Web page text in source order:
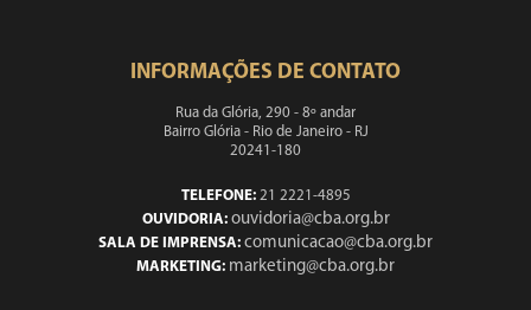
INFORMAÇÕES DE CONTATO
Rua da Glória, 290 - 8º andar
Bairro Glória - Rio de Janeiro - RJ
20241-180
TELEFONE:21 2221-4895
OUVIDORIA: ouvidoria@cba.org.br
SALA DE IMPRENSA: comunicacao@cba.org.br
MARKETING: marketing@cba.org.br